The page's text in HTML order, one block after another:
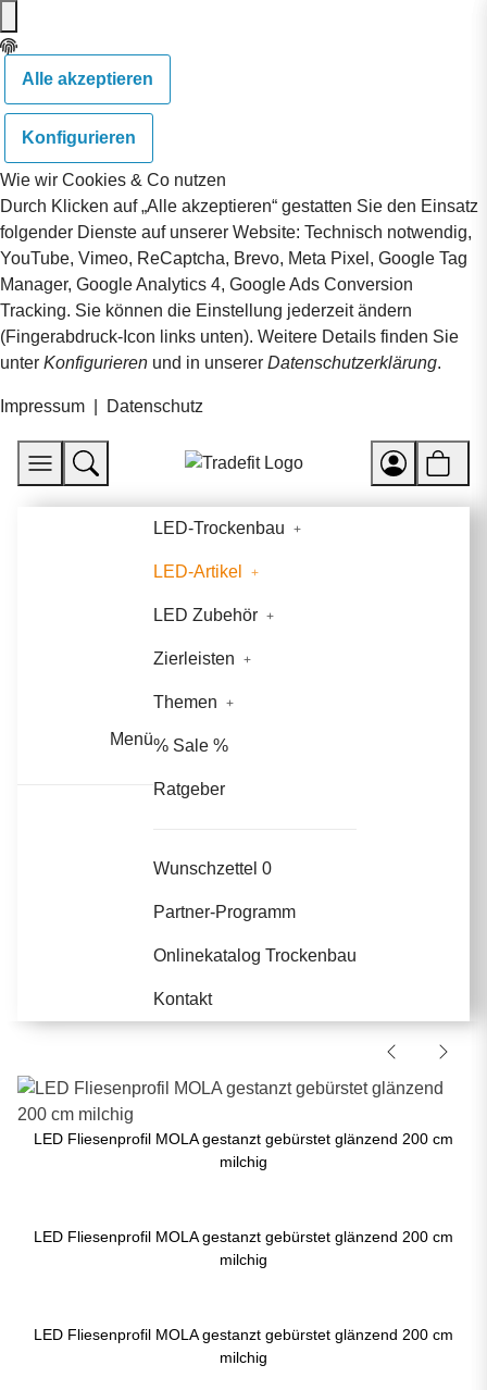
Alle akzeptieren
Konfigurieren
Wie wir Cookies & Co nutzen
Durch Klicken auf „Alle akzeptieren“ gestatten Sie den Einsatz
folgender Dienste auf unserer Website: Technisch notwendig,
YouTube, Vimeo, ReCaptcha, Brevo, Meta Pixel, Google Tag
Manager, Google Analytics 4, Google Ads Conversion
Tracking. Sie können die Einstellung jederzeit ändern
(Fingerabdruck-Icon links unten). Weitere Details finden Sie
unter Konfigurieren und in unserer Datenschutzerklärung.
Impressum Datenschutz
Menü
LED-Trockenbau
LED-Artikel
LED Zubehör
Zierleisten
Themen
% Sale %
Ratgeber
Wunschzettel 0
Partner-Programm
Onlinekatalog Trockenbau
Kontakt
LED Fliesenprofil MOLA gestanzt gebürstet glänzend 200 cm
milchig
LED Fliesenprofil MOLA gestanzt gebürstet glänzend 200 cm
milchig
LED Fliesenprofil MOLA gestanzt gebürstet glänzend 200 cm
milchig